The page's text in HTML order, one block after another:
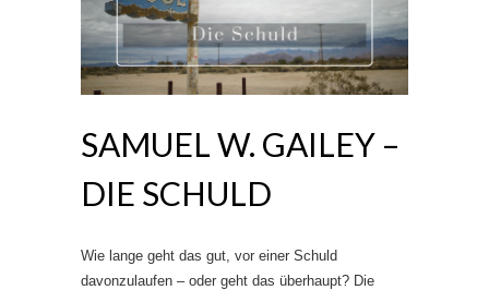
SAMUEL W. GAILEY –
DIE SCHULD
Wie lange geht das gut, vor einer Schuld
davonzulaufen – oder geht das überhaupt? Die